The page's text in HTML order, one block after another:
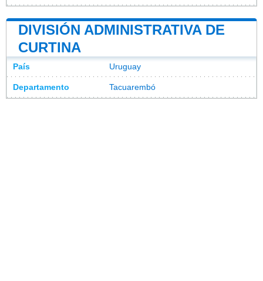
DIVISIÓN ADMINISTRATIVA DE
CURTINA
País Uruguay
Departamento Tacuarembó